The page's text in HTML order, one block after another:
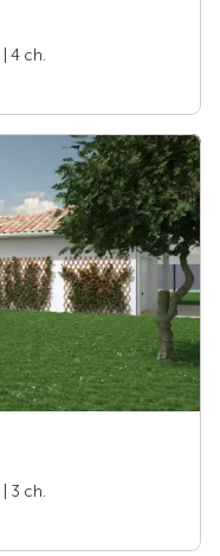
| 4 ch.
| 3 ch.